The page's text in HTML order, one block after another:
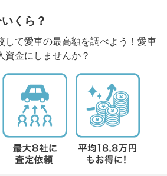
くら？
して愛車の最高額を調べよう！愛車
資金にしませんか？